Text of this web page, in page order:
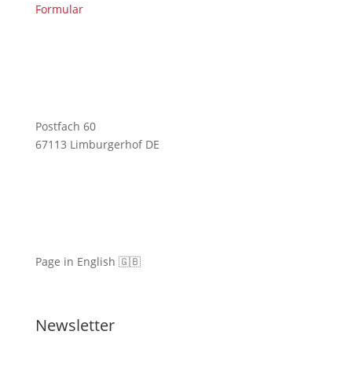
Formular
Postfach 60
67113 Limburgerhof DE
Page in English 🇬🇧
Newsletter